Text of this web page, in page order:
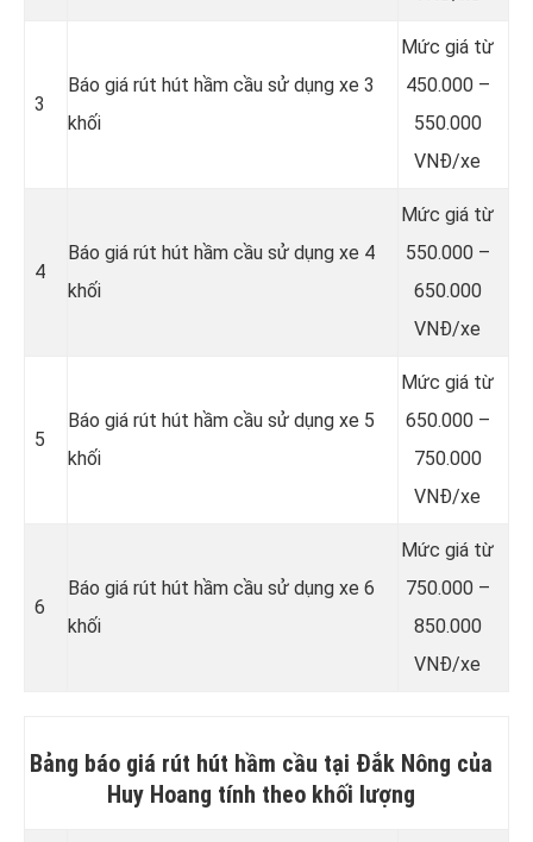
3
Báo giá rút hút hầm cầu sử dụng xe 3
khối
Mức giá từ
450.000 –
550.000
VNĐ/xe
4
Báo giá rút hút hầm cầu sử dụng xe 4
khối
Mức giá từ
550.000 –
650.000
VNĐ/xe
5
Báo giá rút hút hầm cầu sử dụng xe 5
khối
Mức giá từ
650.000 –
750.000
VNĐ/xe
6
Báo giá rút hút hầm cầu sử dụng xe 6
khối
Mức giá từ
750.000 –
850.000
VNĐ/xe
Bảng báo giá rút hút hầm cầu tại Đắk Nông của
Huy Hoang tính theo khối lượng